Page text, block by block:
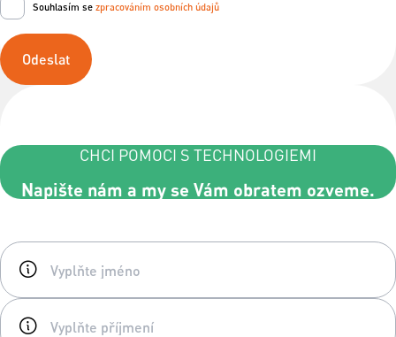
Souhlasím se zpracováním osobních údajů
Odeslat
CHCI POMOCI S TECHNOLOGIEMI
Napište nám a my se Vám obratem ozveme.